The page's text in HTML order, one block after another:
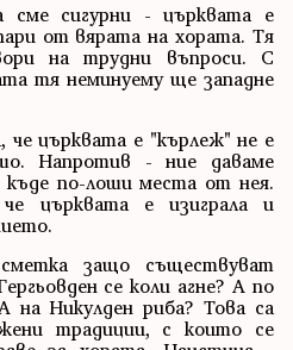
сме сигурни - църквата е
от вярата на хората. Тя
на трудни въпроси. С
тя неминуему ще западне
че църквата е "кърлеж" не е
Напротив - ние даваме
къде по-лоши места от нея.
църквата е изиграла и
защо съществуват
се коли агне? А по
на Никулден риба? Това са
традиции, с които се